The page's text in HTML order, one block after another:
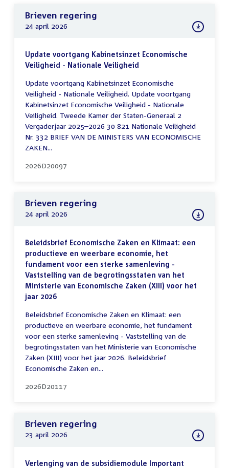
Brieven regering
24 april 2026
Update voortgang Kabinetsinzet Economische
Veiligheid - Nationale Veiligheid
Update voortgang Kabinetsinzet Economische
Veiligheid - Nationale Veiligheid. Update voortgang
Kabinetsinzet Economische Veiligheid - Nationale
Veiligheid. Tweede Kamer der Staten-Generaal 2
Vergaderjaar 2025–2026 30 821 Nationale Veiligheid
Nr. 332 BRIEF VAN DE MINISTERS VAN ECONOMISCHE
ZAKEN...
2026D20097
Brieven regering
24 april 2026
Beleidsbrief Economische Zaken en Klimaat: een
productieve en weerbare economie, het
fundament voor een sterke samenleving -
Vaststelling van de begrotingsstaten van het
Ministerie van Economische Zaken (XIII) voor het
jaar 2026
Beleidsbrief Economische Zaken en Klimaat: een
productieve en weerbare economie, het fundament
voor een sterke samenleving - Vaststelling van de
begrotingsstaten van het Ministerie van Economische
Zaken (XIII) voor het jaar 2026. Beleidsbrief
Economische Zaken en...
2026D20117
Brieven regering
23 april 2026
Verlenging van de subsidiemodule Important